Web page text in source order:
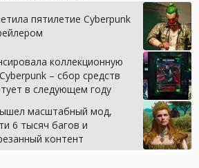
пятилетие Cyberpunk
коллекционную
– сбор средств
в следующем году
масштабный мод,
6 тысяч багов и
контент